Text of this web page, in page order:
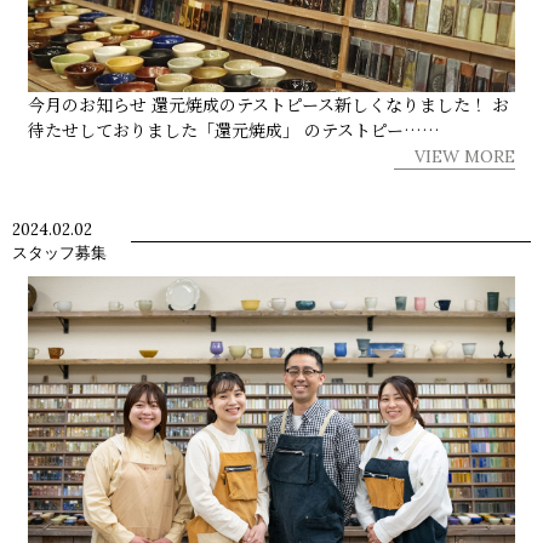
今月のお知らせ 還元焼成のテストピース新しくなりました！ お
待たせしておりました「還元焼成」 のテストピー……
VIEW MORE
2024.02.02
スタッフ募集